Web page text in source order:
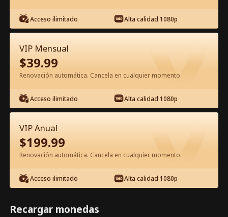
Episodio 37 - Día ideal para casarse
Película Completa
1-50 51-59 Todos los Episodios
37 38 40
Acceso ilimitado Alta calidad 1080p
VIP Mensual
$39.99
Renovación automática. Cancela en cualquier momento.
Acceso ilimitado Alta calidad 1080p
VIP Anual
$199.99
Renovación automática. Cancela en cualquier momento.
Acceso ilimitado Alta calidad 1080p
Recargar monedas